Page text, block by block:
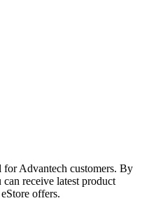
Advantech customers. By
receive latest product
offers.